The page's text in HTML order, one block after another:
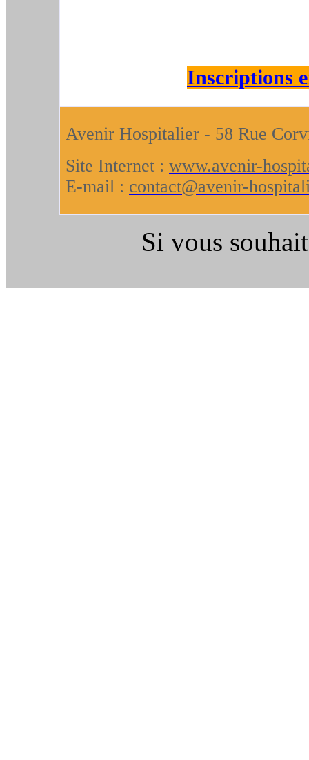
Inscriptions
Avenir Hospitalier - 58 Rue
Site Internet : www.avenir-
E-mail : contact@avenir-
Si vous